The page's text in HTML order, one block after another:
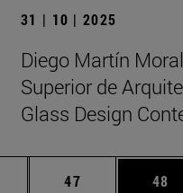
31 | 10 | 2025
Diego Martín
Superior de
Glass Design
Páginas intermedias Use
Página
47 48